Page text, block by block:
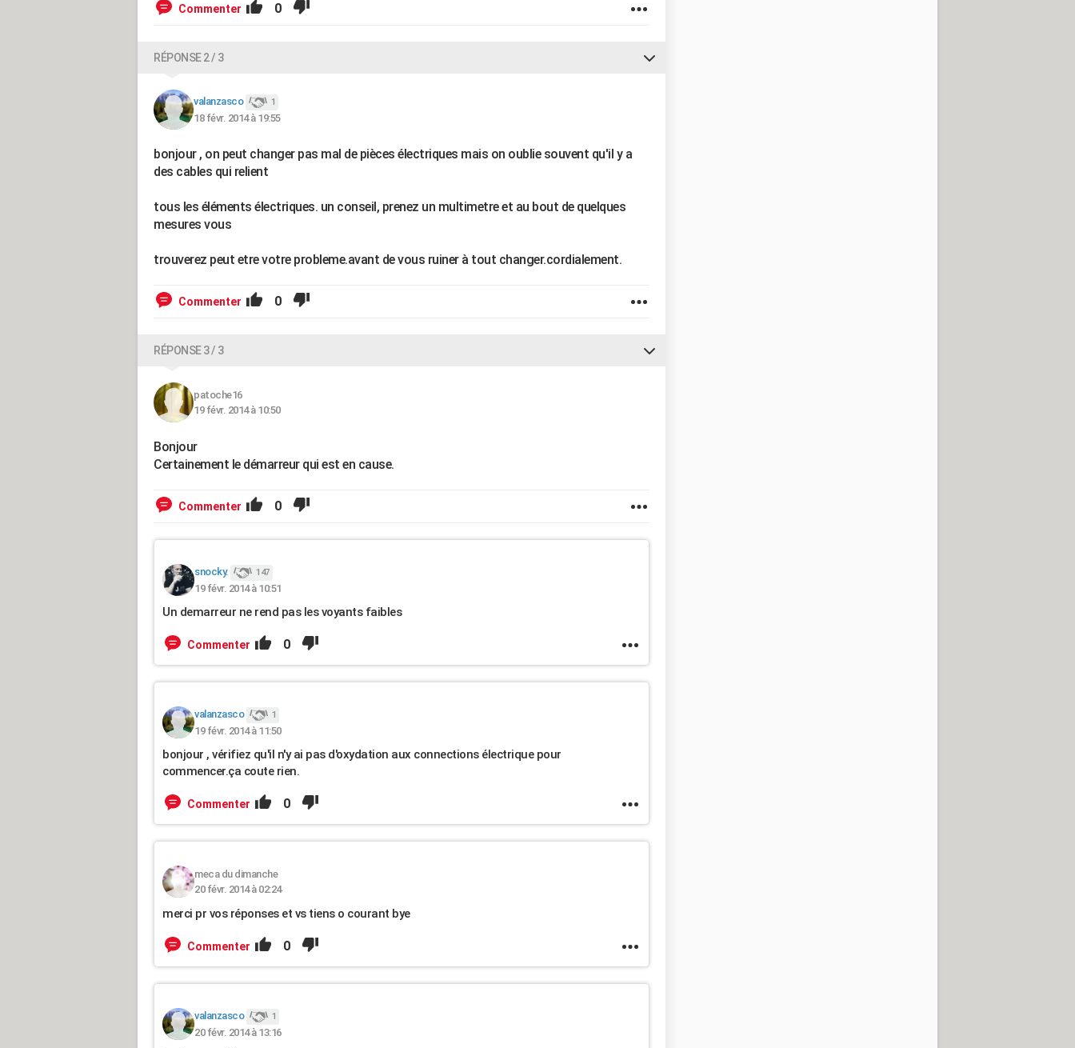
Commenter 0
RÉPONSE 2 / 3
valanzasco 1
18 févr. 2014 à 19:55
bonjour , on peut changer pas mal de pièces électriques mais on oublie souvent qu'il y a
des cables qui relient
tous les éléments électriques. un conseil, prenez un multimetre et au bout de quelques
mesures vous
trouverez peut etre votre probleme.avant de vous ruiner à tout changer.cordialement.
Commenter 0
RÉPONSE 3 / 3
patoche16
19 févr. 2014 à 10:50
Bonjour
Certainement le démarreur qui est en cause.
Commenter 0
snocky. 147
19 févr. 2014 à 10:51
Un demarreur ne rend pas les voyants faibles
Commenter 0
valanzasco 1
19 févr. 2014 à 11:50
bonjour , vérifiez qu'il n'y ai pas d'oxydation aux connections électrique pour
commencer.ça coute rien.
Commenter 0
meca du dimanche
20 févr. 2014 à 02:24
merci pr vos réponses et vs tiens o courant bye
Commenter 0
valanzasco 1
20 févr. 2014 à 13:16